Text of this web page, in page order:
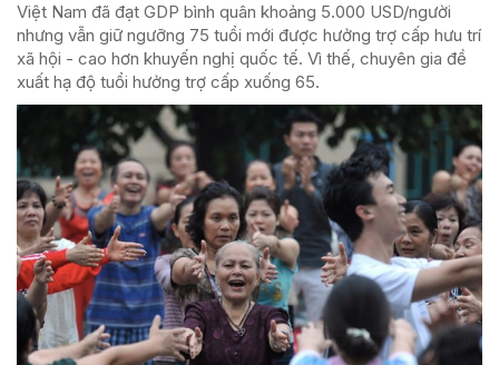
Việt Nam đã đạt GDP bình quân khoảng 5.000 USD/người
nhưng vẫn giữ ngưỡng 75 tuổi mới được hưởng trợ cấp hưu trí
xã hội - cao hơn khuyến nghị quốc tế. Vì thế, chuyên gia đề
xuất hạ độ tuổi hưởng trợ cấp xuống 65.